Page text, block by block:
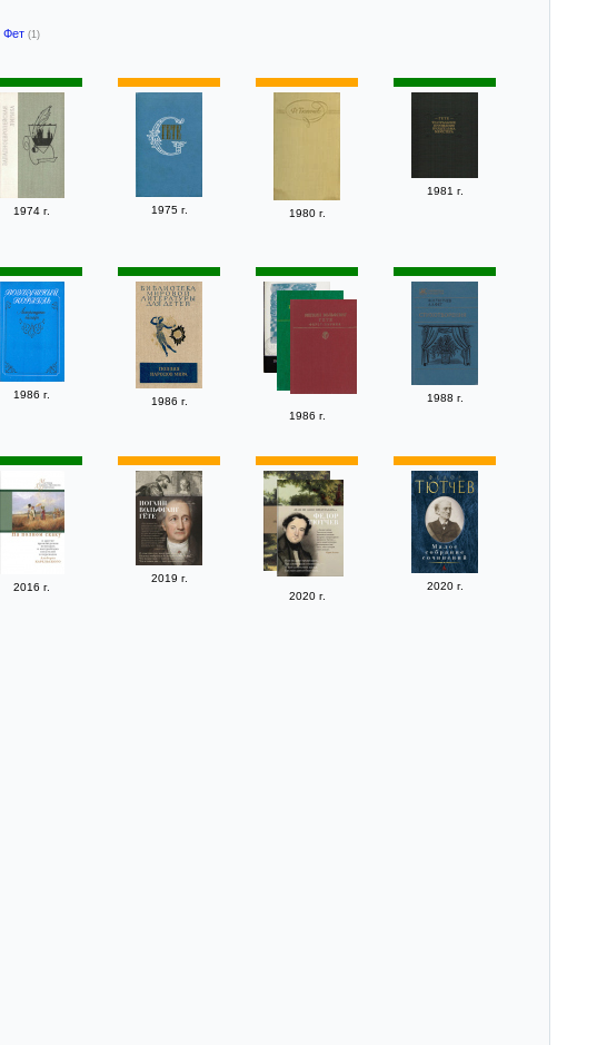
Фет (1)
1974 г. 1975 г. 1980 г.
1981 г.
1986 г.
1986 г.
1986 г.
1988 г.
2016 г.
2019 г.
2020 г.
2020 г.